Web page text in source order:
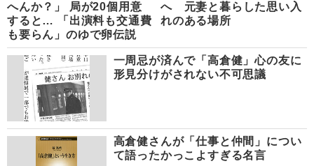
へんか？」 局が20個用意
すると… 「出演料も交通費
も要らん」のゆで卵伝説
へ 元妻と暮らした思い入
れのある場所
一周忌が済んで「高倉健」心の友に
形見分けがされない不可思議
高倉健さんが「仕事と仲間」につい
て語ったかっこよすぎる名言